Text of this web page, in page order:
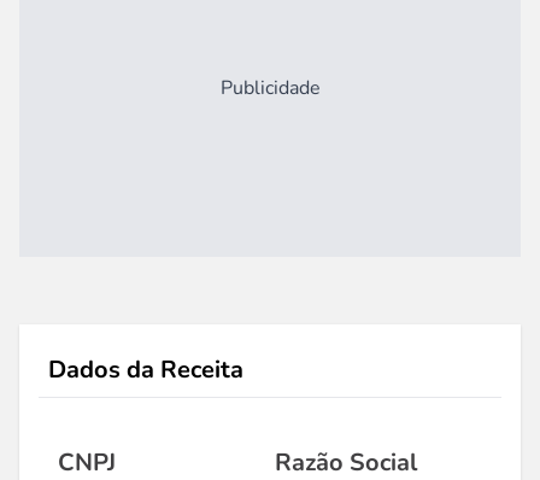
Publicidade
Dados da Receita
CNPJ Razão Social